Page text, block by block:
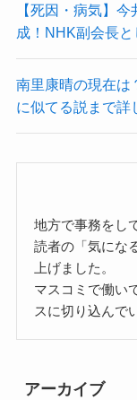
【死因・病気】
成！NHK副会長
南里康晴の現在は
に似てる説まで詳
地方で事務をし
読者の「気にな
上げました。
マスコミで働い
スに切り込んで
アーカイブ